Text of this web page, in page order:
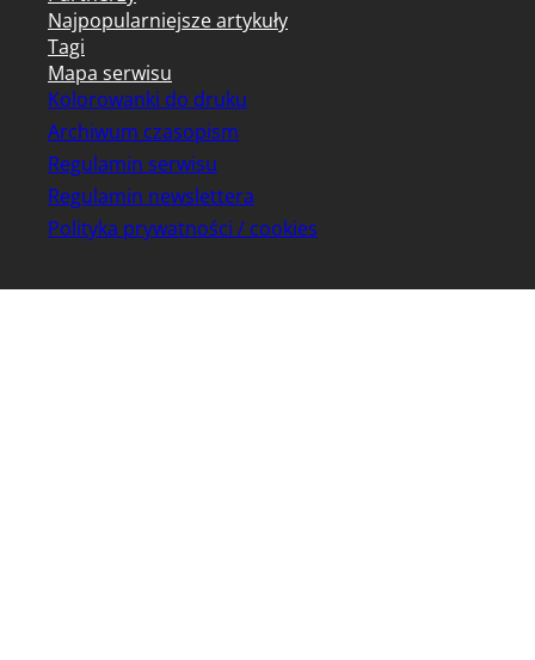
Najpopularniejsze artykuły
Tagi
Mapa serwisu
Kolorowanki do druku
Archiwum czasopism
Regulamin serwisu
Regulamin newslettera
Polityka prywatności / cookies